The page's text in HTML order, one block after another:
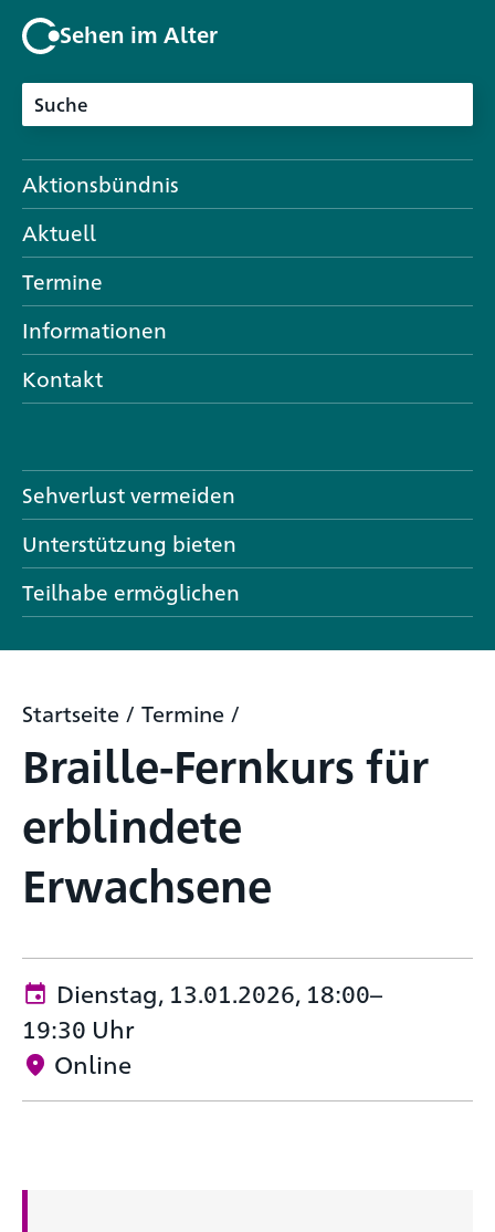
Sehen im Alter
Aktionsbündnis
Aktuell
Termine
Informationen
Kontakt
Sehverlust vermeiden
Unterstützung bieten
Teilhabe ermöglichen
Startseite / Termine /
Braille-Fernkurs für
erblindete
Erwachsene
Dienstag, 13.01.2026, 18:00–
19:30 Uhr
Online